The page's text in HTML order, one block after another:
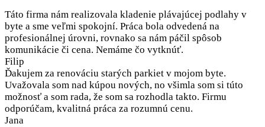
Táto firma nám realizovala kladenie plávajúcej podlahy v
byte a sme veľmi spokojní. Práca bola odvedená na
profesionálnej úrovni, rovnako sa nám páčil spôsob
komunikácie či cena. Nemáme čo vytknúť.
Filip
Ďakujem za renováciu starých parkiet v mojom byte.
Uvažovala som nad kúpou nových, no všimla som si túto
možnosť a som rada, že som sa rozhodla takto. Firmu
odporúčam, kvalitná práca za rozumnú cenu.
Jana